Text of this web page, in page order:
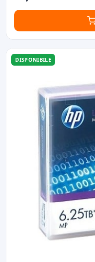
DISPONIBILE